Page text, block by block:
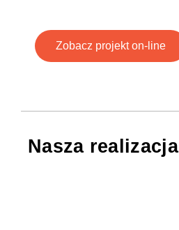
Zobacz projekt on-line
Nasza realizacja